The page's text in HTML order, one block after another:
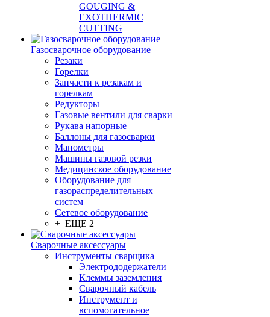
GOUGING &
EXOTHERMIC
CUTTING
Газосварочное оборудование
Резаки
Горелки
Запчасти к резакам и
горелкам
Редукторы
Газовые вентили для сварки
Рукава напорные
Баллоны для газосварки
Манометры
Машины газовой резки
Медицинское оборудование
Оборудование для
газораспределительных
систем
Сетевое оборудование
+ ЕЩЕ 2
Сварочные аксессуары
Инструменты сварщика
Электрододержатели
Клеммы заземления
Сварочный кабель
Инструмент и
вспомогательное